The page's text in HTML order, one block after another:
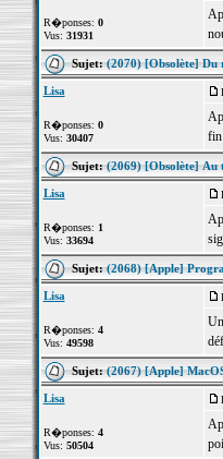
R�ponses: 0
Vus: 31931
Sujet:(2070) [Obsolète] Du
Lisa
R�ponses: 0
Vus: 30407
fin
Sujet:(2069) [Obsolète] Au
Lisa
R�ponses: 1
Vus: 33694
Sujet:(2068) [Apple]
Lisa
R�ponses: 4
Vus: 49598
Sujet:(2067) [Apple]
Lisa
R�ponses: 4
Vus: 50504